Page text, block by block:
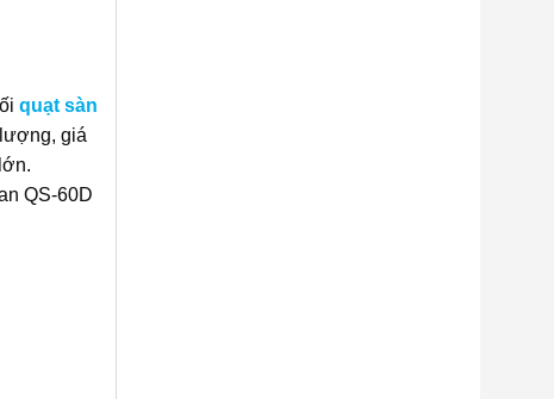
quạt sàn
giá
QS-60D